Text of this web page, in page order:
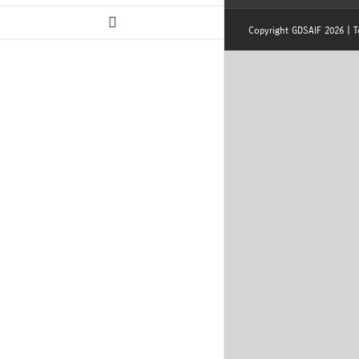
Copyright GDSAIF 2026 |